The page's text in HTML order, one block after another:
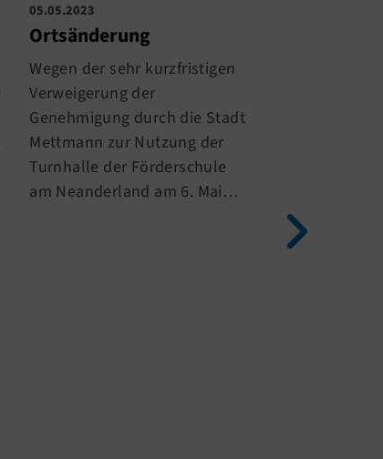
05.05.2023
Ortsänderung
Wegen der sehr kurzfristigen
Verweigerung der
Genehmigung durch die Stadt
Mettmann zur Nutzung der
Turnhalle der Förderschule
am Neanderland am 6. Mai…